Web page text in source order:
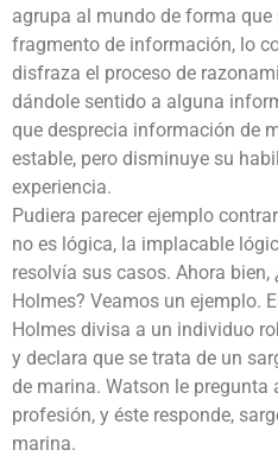
agrupa al mundo de forma
fragmento de información, lo
disfraza el proceso de
dándole sentido a alguna
que desprecia información de
estable, pero disminuye su
experiencia.
Pudiera parecer ejemplo
no es lógica, la implacable
resolvía sus casos. Ahora bien,
Holmes? Veamos un ejemplo.
Holmes divisa a un individuo
y declara que se trata de un
de marina. Watson le pregunta
profesión, y éste responde,
marina.